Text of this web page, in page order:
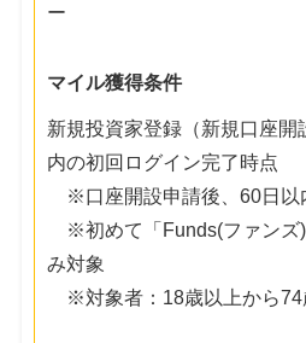
ー
マイル獲得条件
新規投資家登録（新規口座開
内の初回ログイン完了時点
※口座開設申請後、60日以
※初めて「Funds(ファンズ)
み対象
※対象者：18歳以上から74